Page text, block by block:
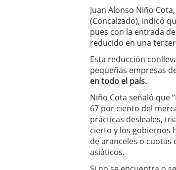
Juan Alonso Niño
(Concalzado), indicó
pues con la entrada
reducido en una
Esta reducción
pequeñas empresas
en todo el país.
Niño Cota señaló que
67 por ciento del
prácticas desleales,
cierto y los gobiernos
de aranceles o
asiáticos.